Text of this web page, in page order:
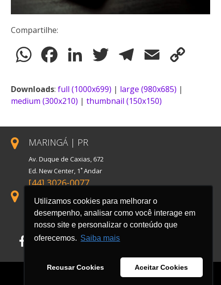
Utilizamos cookies para melhorar o
desempenho, analisar como você interage em
nosso site e personalizar o conteúdo que
oferecemos. Saiba mais
Recusar Cookies Aceitar Cookies
Compartilhe:
WhatsAppFacebookLinkedIn Twitter TelegramEmail
Downloads:full (1000x699) | large (980x685) |
medium (300x210) |thumbnail (150x150)
MARINGÁ | PR
Av. Duque de Caxias, 672
Ed. New Center, 1˚ Andar
[44] 3026-0077
SÃO PAULO | SP
Rua Florida, 1738, Conj. 121
Cidade Monções
Facebook
LinkedIn
Instagram